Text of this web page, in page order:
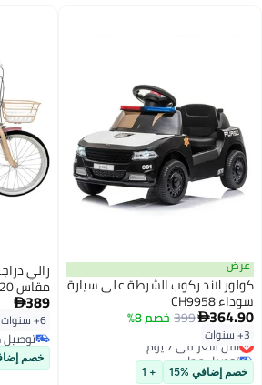
عرض
كولور لاند ركوب الشرطة على سيارة
سوداء CH9958
364.90
399 خصم 8%
3+ سنوات أقل سعر في 7 يوم
توصيل مجاني
أقل سعر في 7 يوم
خصم إضافي %15 + 1
| غطاء
مناسبة لعمر 6–10
389
6+ سنوات
خصم